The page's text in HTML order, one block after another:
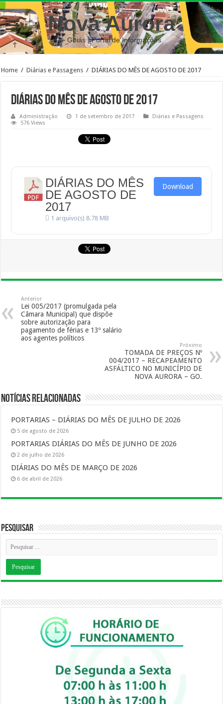
Nova Aurora
– Goiás | Portal de Informações
Home / Diárias e Passagens / DIÁRIAS DO MÊS DE AGOSTO DE 2017
DIÁRIAS DO MÊS DE AGOSTO DE 2017
Administração 1 de setembro de 2017
Diárias e Passagens
576 Views
DIÁRIAS DO MÊS
DE AGOSTO DE
2017
1 arquivo(s) 8.78 MB
Download
Anterior
Lei 005/2017 (promulgada pela
Câmara Municipal) que dispõe
sobre autorização para
pagamento de férias e 13º salário
aos agentes políticos
Próximo
TOMADA DE PREÇOS Nº
004/2017 – RECAPEAMENTO
ASFÁLTICO NO MUNICÍPIO DE
NOVA AURORA – GO.
Notícias Relacionadas
PORTARIAS – DIÁRIAS DO MÊS DE JULHO DE 2026
5 de agosto de 2026
PORTARIAS DIÁRIAS DO MÊS DE JUNHO DE 2026
2 de julho de 2026
DIÁRIAS DO MÊS DE MARÇO DE 2026
6 de abril de 2026
Pesquisar